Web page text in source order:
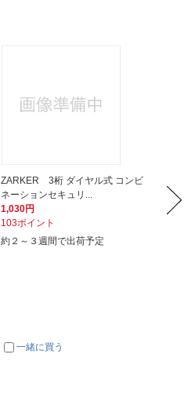
ZARKER 3桁 ダイヤル式 コンビ
ネーションセキュリ...
1,030円
103ポイント
約２～３週間で出荷予定
一緒に買う
ハン
2,585円